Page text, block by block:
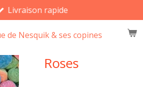
de Nesquik & ses copines
Livraison rapide
Roses